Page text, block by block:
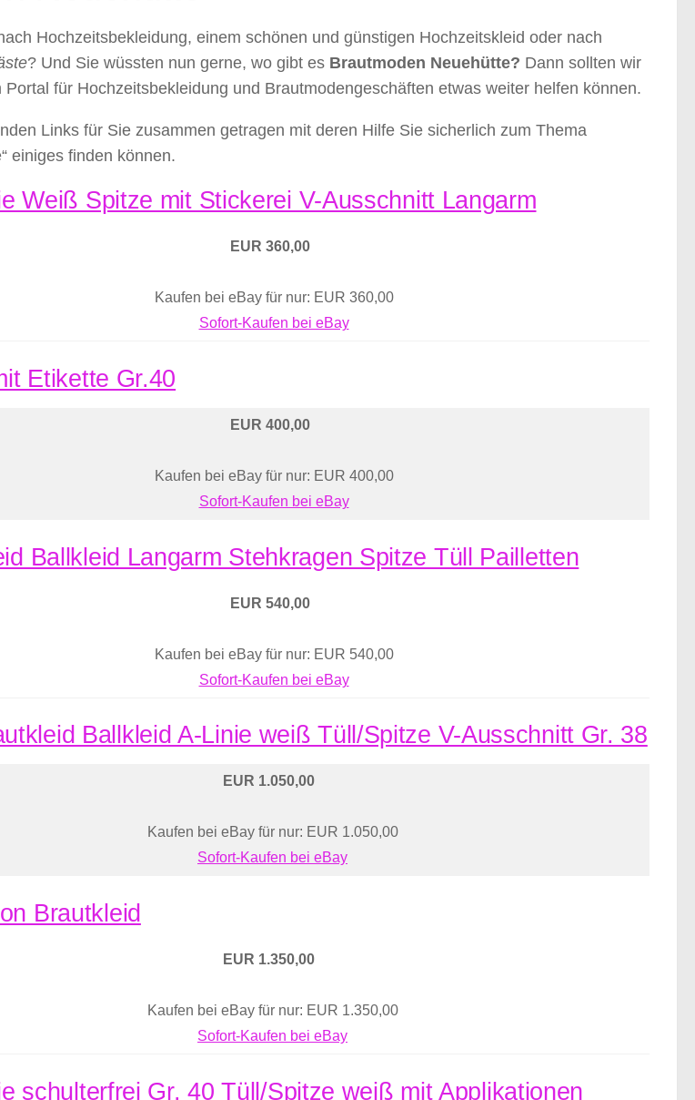
Hochzeitsbekleidung, einem schönen und günstigen Hochzeitskleid oder nach
? Und Sie wüssten nun gerne, wo gibt es Brautmoden Neuehütte? Dann sollten wir
für Hochzeitsbekleidung und Brautmodengeschäften etwas weiter helfen können.
Links für Sie zusammen getragen mit deren Hilfe Sie sicherlich zum Thema
einiges finden können.
Weiß Spitze mit Stickerei V-Ausschnitt Langarm
EUR 360,00
Kaufen bei eBay für nur: EUR 360,00
Sofort-Kaufen bei eBay
Etikette Gr.40
EUR 400,00
Kaufen bei eBay für nur: EUR 400,00
Sofort-Kaufen bei eBay
Ballkleid Langarm Stehkragen Spitze Tüll Pailletten
EUR 540,00
Kaufen bei eBay für nur: EUR 540,00
Sofort-Kaufen bei eBay
Ballkleid A-Linie weiß Tüll/Spitze V-Ausschnitt Gr. 38
EUR 1.050,00
Kaufen bei eBay für nur: EUR 1.050,00
Sofort-Kaufen bei eBay
Brautkleid
EUR 1.350,00
Kaufen bei eBay für nur: EUR 1.350,00
Sofort-Kaufen bei eBay
schulterfrei Gr. 40 Tüll/Spitze weiß mit Applikationen